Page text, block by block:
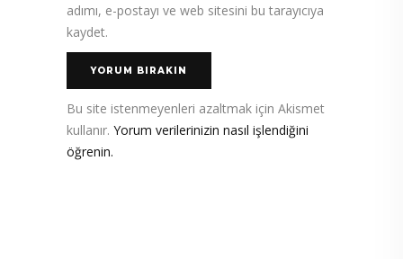
adımı, e-postayı ve web sitesini bu tarayıcıya
kaydet.
Bu site istenmeyenleri azaltmak için Akismet
kullanır. Yorum verilerinizin nasıl işlendiğini
öğrenin.